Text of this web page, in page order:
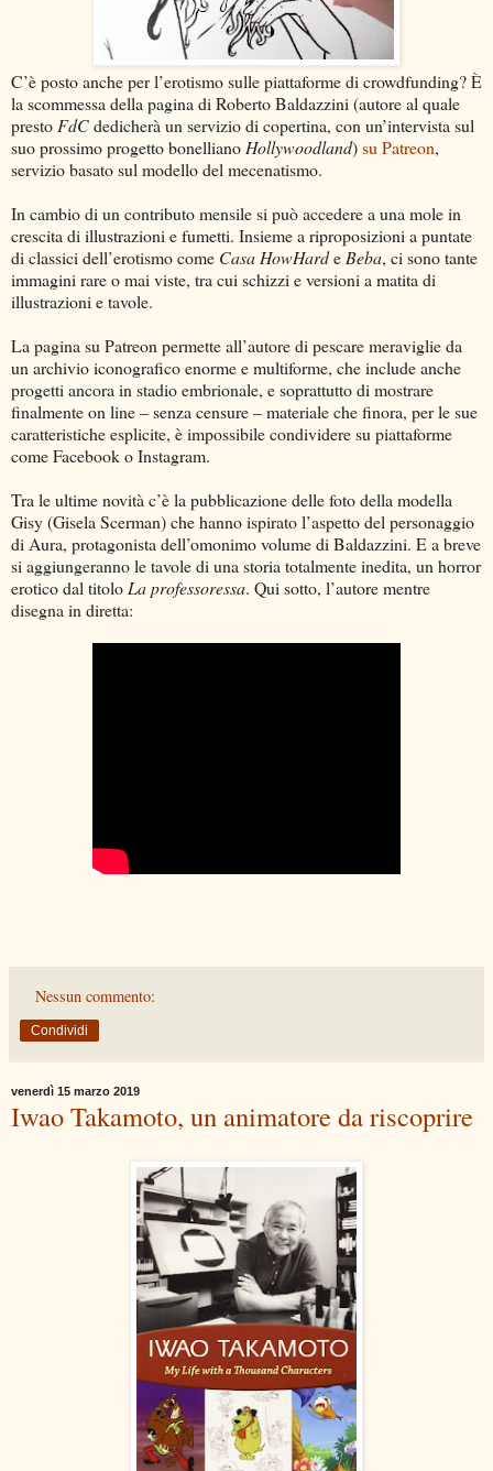
C’è posto anche per l’erotismo sulle piattaforme di crowdfunding? È
la scommessa della pagina di Roberto Baldazzini (autore al quale
presto FdCdedicherà un servizio di copertina, con un’intervista sul
suo prossimo progetto bonelliano Hollywoodland)su Patreon,
servizio basato sul modello del mecenatismo.
In cambio di un contributo mensile si può accedere a una mole in
crescita di illustrazioni e fumetti. Insieme a riproposizioni a puntate
di classici dell’erotismo come Casa HowHarde Beba, ci sono tante
immagini rare o mai viste, tra cui schizzi e versioni a matita di
illustrazioni e tavole.
La pagina su Patreon permette all’autore di pescare meraviglie da
un archivio iconografico enorme e multiforme, che include anche
progetti ancora in stadio embrionale, e soprattutto di mostrare
finalmente on line – senza censure – materiale che finora, per le sue
caratteristiche esplicite, è impossibile condividere su piattaforme
come Facebook o Instagram.
Tra le ultime novità c’è la pubblicazione delle foto della modella
Gisy (Gisela Scerman) che hanno ispirato l’aspetto del personaggio
di Aura, protagonista dell’omonimo volume di Baldazzini. E a breve
si aggiungeranno le tavole di una storia totalmente inedita, un horror
erotico dal titolo La professoressa. Qui sotto, l’autore mentre
disegna in diretta:
Nessun commento:
Condividi
venerdì 15 marzo 2019
Iwao Takamoto, un animatore da riscoprire